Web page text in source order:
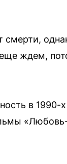
ждем,
в 1990-